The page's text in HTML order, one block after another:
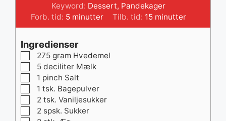
Keyword: Dessert, Pandekager
Forb. tid: 5minutter
minutter Tilb. tid: 15minutter
minutter
Ingredienser
▢
275 gram Hvedemel
▢
5 deciliter Mælk
▢1 pinch Salt
▢1 tsk. Bagepulver
▢
2 tsk. Vaniljesukker
▢
2 spsk. Sukker